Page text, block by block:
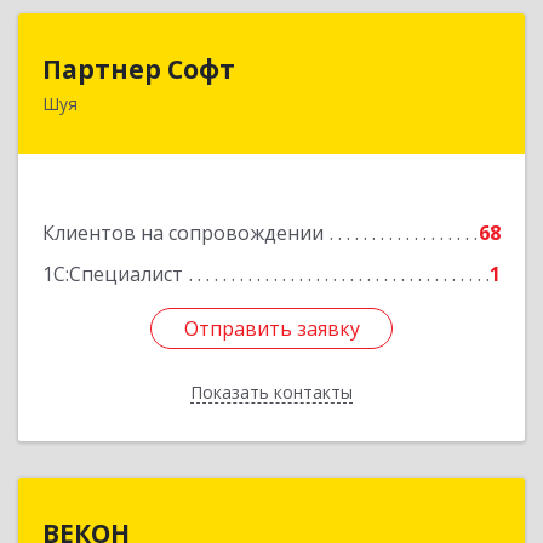
Партнер Софт
Шуя
Клиентов на сопровождении
68
1С:Специалист
1
Отправить заявку
Показать контакты
155900, Ивановская обл, Шуйский р-н, Шуя г,
Отправить заявку
Назад
ВЕКОН